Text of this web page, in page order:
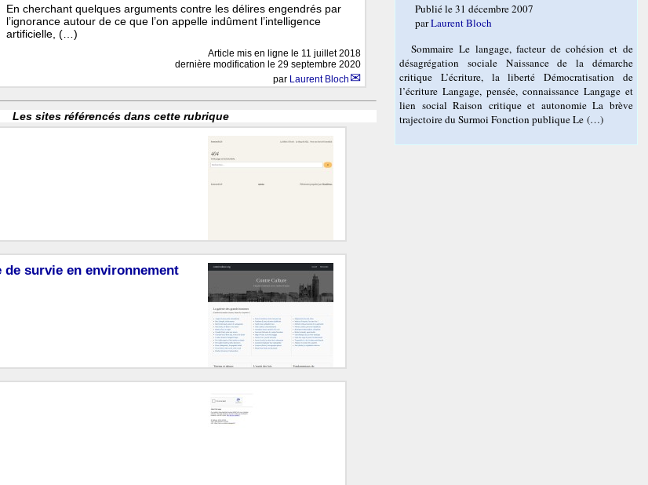
En cherchant quelques arguments contre les délires engendrés par
l’ignorance autour de ce que l’on appelle indûment l’intelligence
artificielle, (…)
Article mis en ligne le 11 juillet 2018
dernière modification le 29 septembre 2020
par Laurent Bloch
Les sites référencés dans cette rubrique
survie en environnement
Publié le 31 décembre 2007
parLaurent Bloch
Sommaire Le langage, facteur de cohésion et de
désagrégation sociale Naissance de la démarche
critique L’écriture, la liberté Démocratisation de
l’écriture Langage, pensée, connaissance Langage et
lien social Raison critique et autonomie La brève
trajectoire du Surmoi Fonction publique Le (…)